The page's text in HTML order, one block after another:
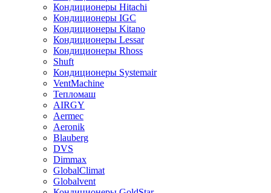
Кондиционеры Hitachi
Кондиционеры IGC
Кондиционеры Kitano
Кондиционеры Lessar
Кондиционеры Rhoss
Shuft
Кондиционеры Systemair
VentMachine
Тепломаш
AIRGY
Aermec
Aeronik
Blauberg
DVS
Dimmax
GlobalClimat
Globalvent